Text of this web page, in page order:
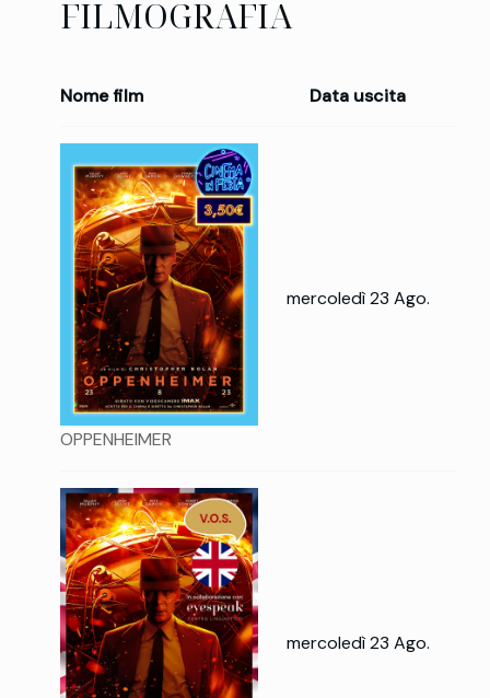
FILMOGRAFIA
Nome film Data uscita
OPPENHEIMER
mercoledì 23 Ago.
mercoledì 23 Ago.